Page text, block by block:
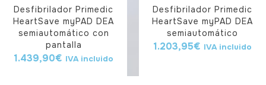
Desfibrilador Primedic
HeartSave myPAD DEA
semiautomático con
pantalla
1.439,90€ IVA incluido
Desfibrilador Primedic
HeartSave myPAD DEA
semiautomático
1.203,95€ IVA incluido